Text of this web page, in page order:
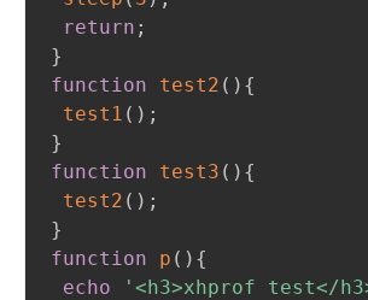
return ;
}
function
test2 ( ) {
test1 ( ) ;
}
function
test3 ( ) {
test2 ( ) ;
}
function
p ( ) {
echo
'<h3>xhprof test</